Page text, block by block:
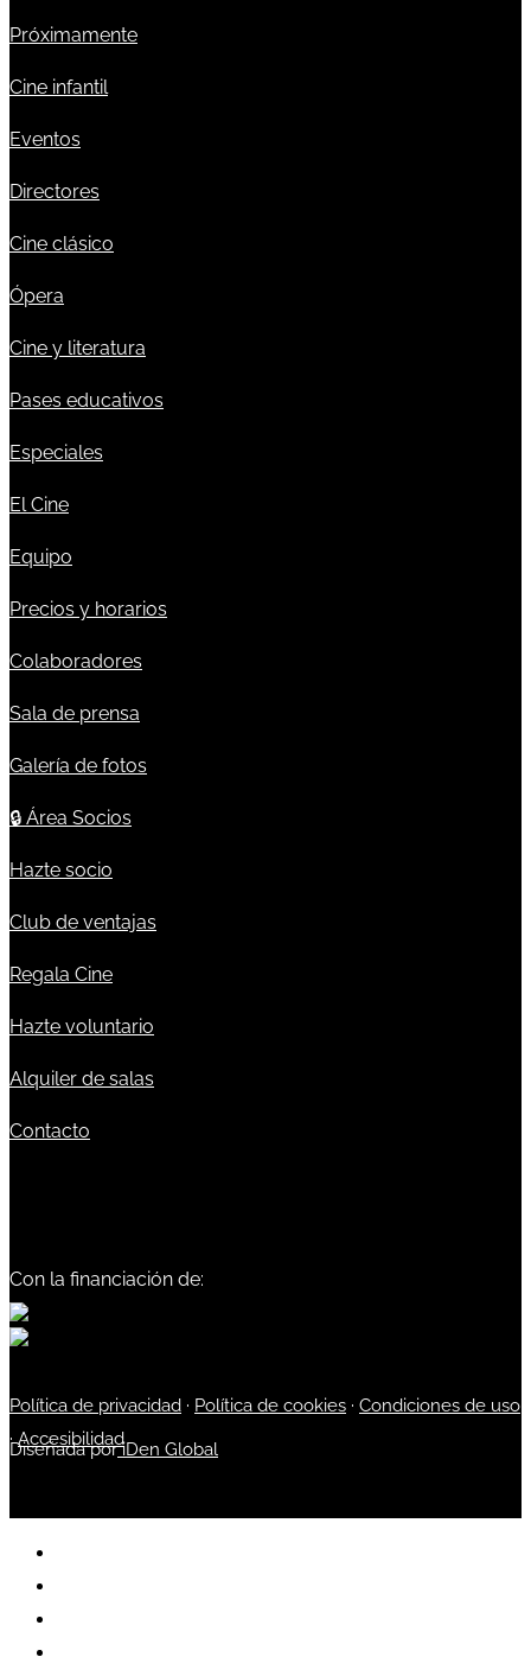
Próximamente
Cine infantil
Eventos
Directores
Cine clásico
Ópera
Cine y literatura
Pases educativos
Especiales
El Cine
Equipo
Precios y horarios
Colaboradores
Sala de prensa
Galería de fotos
🔒 Área Socios
Hazte socio
Club de ventajas
Regala Cine
Hazte voluntario
Alquiler de salas
Contacto
Con la financiación de:
Política de privacidad · Política de cookies · Condiciones de uso
·Accesibilidad
Diseñada poriDen Global